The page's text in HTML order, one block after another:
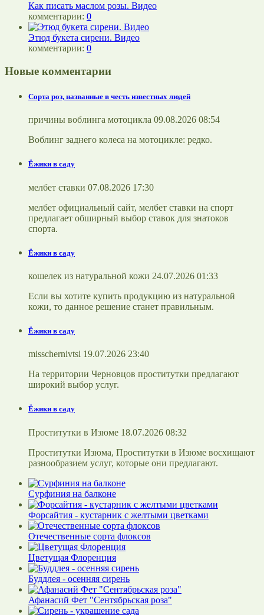
Как писать маслом розы. Видео
комментарии: 0
Этюд букета сирени. Видео
комментарии: 0
Новые комментарии
Сорта роз, названные в честь известных людей
причины воблинга мотоцикла 09.08.2026 08:54
Воблинг заднего колеса на мотоцикле: редко.
Ёжики в саду
мелбет ставки 07.08.2026 17:30
мелбет официальный сайт, мелбет ставки на спорт
предлагает обширный выбор ставок для знатоков
спорта.
Ёжики в саду
кошелек из натуральной кожи 24.07.2026 01:33
Если вы хотите купить продукцию из натуральной
кожи, то данное решение станет правильным.
Ёжики в саду
misschernivtsi 19.07.2026 23:40
На территории Черновцов проститутки предлагают
широкий выбор услуг.
Ёжики в саду
Проститутки в Изюме 18.07.2026 08:32
Проститутки Изюма, Проститутки в Изюме восхищают
разнообразием услуг, которые они предлагают.
Сурфиния на балконе
Форсайтия - кустарник с желтыми цветками
Отечественные сорта флоксов
Цветущая Флоренция
Буддлея - осенняя сирень
Афанасий Фет "Сентябрьская роза"